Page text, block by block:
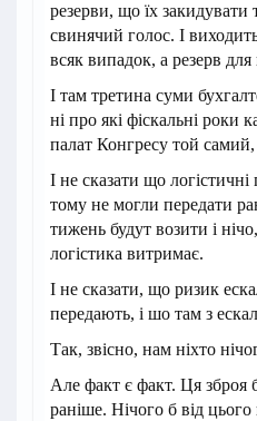
резерви, що їх закидувати
свинячий голос. І
всяк випадок, а резерв
І там третина суми
ні про які фіскальні роки
палат Конгресу той
І не сказати що
тому не могли передати
тижень будут возити і
логістика витримає.
І не сказати, що ризик
передають, і шо там з
Так, звісно, нам ніхто
Але факт є факт. Ця зброя
раніше. Нічого б від цього